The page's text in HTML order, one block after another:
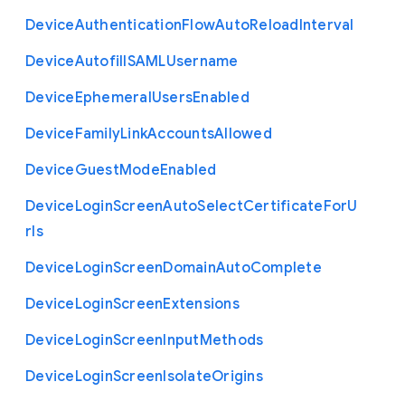
DeviceAuthenticationFlowAutoReloadInterval
DeviceAutofillSAMLUsername
DeviceEphemeralUsersEnabled
DeviceFamilyLinkAccountsAllowed
DeviceGuestModeEnabled
DeviceLoginScreenAutoSelectCertificateForU
rls
DeviceLoginScreenDomainAutoComplete
DeviceLoginScreenExtensions
DeviceLoginScreenInputMethods
DeviceLoginScreenIsolateOrigins